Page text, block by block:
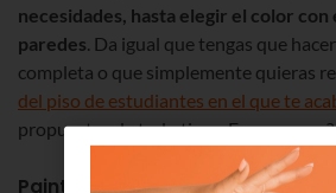
necesidades, hasta elegir el color con
paredes. Da igual que tengas que
completa o que simplemente quieras
del piso de estudiantes en el que te
propuestas de todo tipo. ¿Empezamos?
Paint my Wall